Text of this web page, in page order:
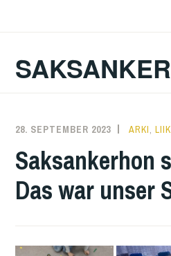
28. SEPTEMBER 2023 KAREN
ARKI ,
Saksankerhon
Das war unser